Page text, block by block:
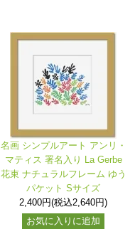
名画 シンプルアート アンリ・
マティス 署名入り La Gerbe
花束 ナチュラルフレーム ゆう
パケット Sサイズ
2,400円(税込2,640円)
お気に入りに追加